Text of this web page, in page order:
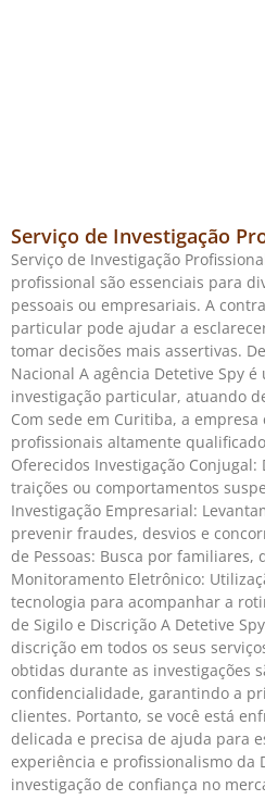
Serviço de Investigação
Serviço de Investigação
profissional são essenciais para
pessoais ou empresariais. A
particular pode ajudar a
tomar decisões mais assertivas.
Nacional A agência Detetive Spy
investigação particular, atuando
Com sede em Curitiba, a
profissionais altamente
Oferecidos Investigação Conjugal:
traições ou comportamentos
Investigação Empresarial:
prevenir fraudes, desvios e
de Pessoas: Busca por familiares,
Monitoramento Eletrônico:
tecnologia para acompanhar a
de Sigilo e Discrição A Detetive
discrição em todos os seus
obtidas durante as investigações
confidencialidade, garantindo a
clientes. Portanto, se você está
delicada e precisa de ajuda para
experiência e profissionalismo da
investigação de confiança no